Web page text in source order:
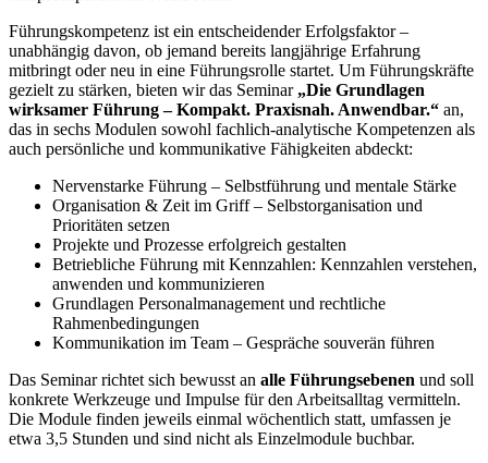
Führungskompetenz ist ein entscheidender Erfolgsfaktor –
unabhängig davon, ob jemand bereits langjährige Erfahrung
mitbringt oder neu in eine Führungsrolle startet. Um Führungskräfte
gezielt zu stärken, bieten wir das Seminar „Die Grundlagen
wirksamer Führung – Kompakt. Praxisnah. Anwendbar.“ an,
das in sechs Modulen sowohl fachlich-analytische Kompetenzen als
auch persönliche und kommunikative Fähigkeiten abdeckt:
Nervenstarke Führung – Selbstführung und mentale Stärke
Organisation & Zeit im Griff – Selbstorganisation und
Prioritäten setzen
Projekte und Prozesse erfolgreich gestalten
Betriebliche Führung mit Kennzahlen: Kennzahlen verstehen,
anwenden und kommunizieren
Grundlagen Personalmanagement und rechtliche
Rahmenbedingungen
Kommunikation im Team – Gespräche souverän führen
Das Seminar richtet sich bewusst an alle Führungsebenen und soll
konkrete Werkzeuge und Impulse für den Arbeitsalltag vermitteln.
Die Module finden jeweils einmal wöchentlich statt, umfassen je
etwa 3,5 Stunden und sind nicht als Einzelmodule buchbar.